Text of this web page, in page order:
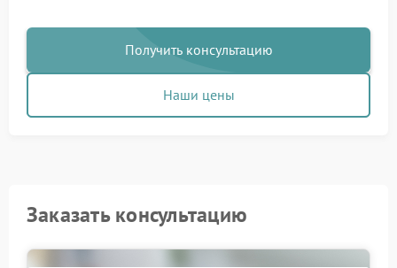
Получить консультацию
Наши цены
Заказать консультацию